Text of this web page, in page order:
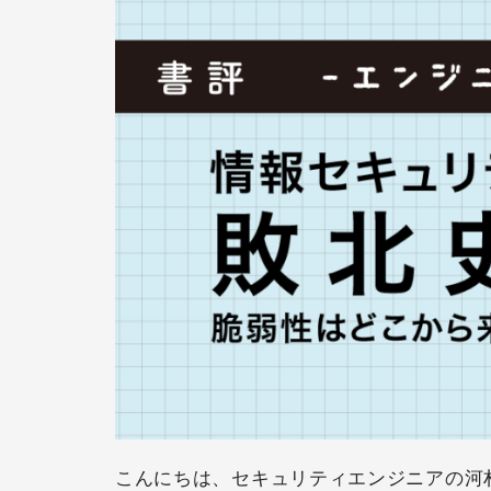
こんにちは、セキュリティエンジニアの河